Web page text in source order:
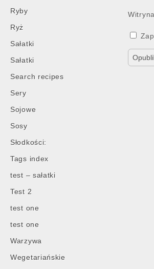
Ryby
Ryż
Sałatki
Sałatki
Search recipes
Sery
Sojowe
Sosy
Słodkości:
Tags index
test – sałatki
Test 2
test one
test one
Warzywa
Wegetariańskie